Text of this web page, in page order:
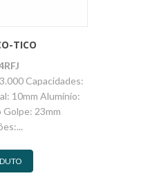
TICO
Capacidades:
10mm Alumínio:
Golpe: 23mm